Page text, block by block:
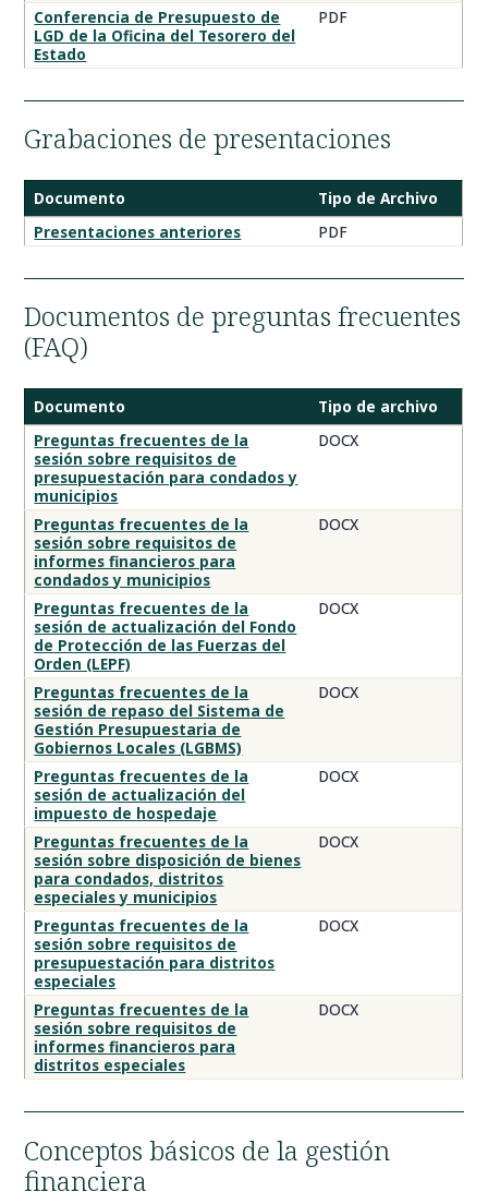
Conferencia de Presupuesto de
LGD de la Oficina del Tesorero del
Estado
PDF
Grabaciones de presentaciones
Documentos
del
archivo
grabaciones
de
Documento
Tipo de Archivo
Presentaciones anteriores
PDF
Documentos de preguntas frecuentes
(FAQ)
Documentos
de
preguntas
frecuentes
de
la
sesión
de
LGD
Documento
Tipo de archivo
Preguntas frecuentes de la
sesión sobre requisitos de
presupuestación para condados y
municipios
DOCX
Preguntas frecuentes de la
sesión sobre requisitos de
informes financieros para
condados y municipios
DOCX
Preguntas frecuentes de la
sesión de actualización del Fondo
de Protección de las Fuerzas del
Orden (LEPF)
DOCX
Preguntas frecuentes de la
sesión de repaso del Sistema de
Gestión Presupuestaria de
Gobiernos Locales (LGBMS)
DOCX
Preguntas frecuentes de la
sesión de actualización del
impuesto de hospedaje
DOCX
Preguntas frecuentes de la
sesión sobre disposición de bienes
para condados, distritos
especiales y municipios
DOCX
Preguntas frecuentes de la
sesión sobre requisitos de
presupuestación para distritos
especiales
DOCX
Preguntas frecuentes de la
sesión sobre requisitos de
informes financieros para
distritos especiales
DOCX
Conceptos básicos de la gestión
financiera